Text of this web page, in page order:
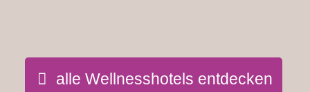
alle Wellnesshotels entdecken